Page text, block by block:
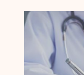
acestea de